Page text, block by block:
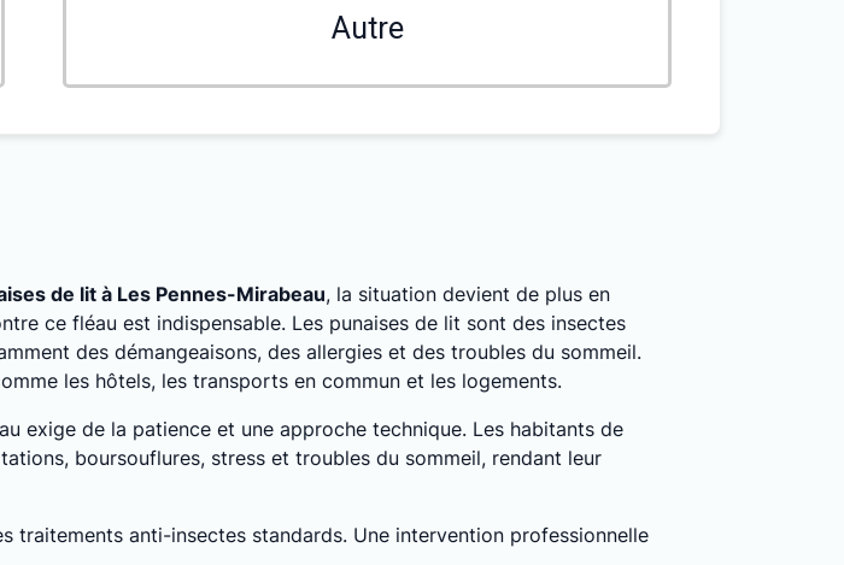
Autre
de lit à Les Pennes-Mirabeau, la situation devient de plus en
ce fléau est indispensable. Les punaises de lit sont des insectes
des démangeaisons, des allergies et des troubles du sommeil.
les hôtels, les transports en commun et les logements.
exige de la patience et une approche technique. Les habitants de
boursouflures, stress et troubles du sommeil, rendant leur
traitements anti-insectes standards. Une intervention professionnelle